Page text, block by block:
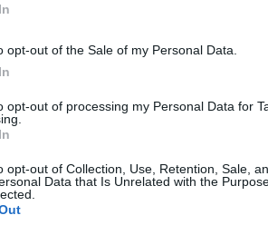
opt-out of the Sale of my Personal Data.
opt-out of processing my Personal Data for
opt-out of Collection, Use, Retention, Sale,
Data that Is Unrelated with the